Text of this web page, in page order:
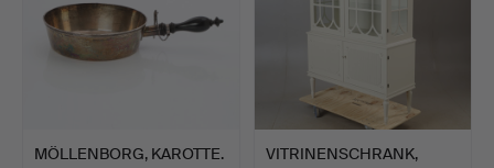
MÖLLENBORG, KAROTTE.
VITRINENSCHRANK,